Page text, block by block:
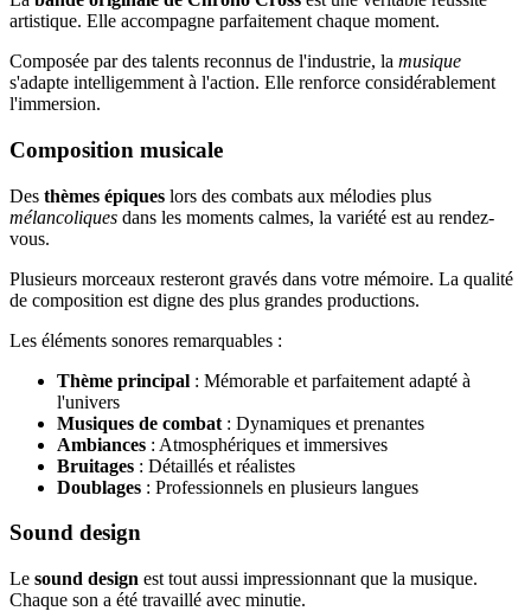
artistique. Elle accompagne parfaitement chaque moment.
Composée par des talents reconnus de l'industrie, la musique
s'adapte intelligemment à l'action. Elle renforce considérablement
l'immersion.
Composition musicale
Des thèmes épiques lors des combats aux mélodies plus
mélancoliques dans les moments calmes, la variété est au rendez-
vous.
Plusieurs morceaux resteront gravés dans votre mémoire. La qualité
de composition est digne des plus grandes productions.
Les éléments sonores remarquables :
Thème principal : Mémorable et parfaitement adapté à
l'univers
Musiques de combat : Dynamiques et prenantes
Ambiances : Atmosphériques et immersives
Bruitages : Détaillés et réalistes
Doublages : Professionnels en plusieurs langues
Sound design
Le sound design est tout aussi impressionnant que la musique.
Chaque son a été travaillé avec minutie.